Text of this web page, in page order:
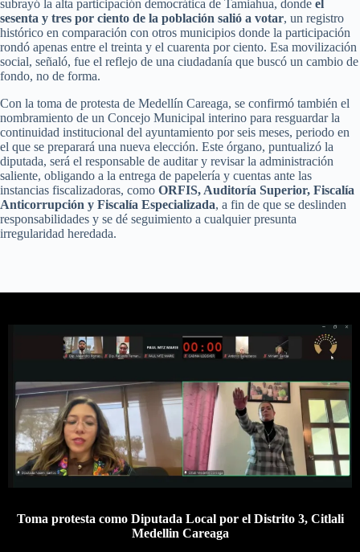
subrayó la alta participación democrática de Tamiahua, donde el
sesenta y tres por ciento de la población salió a votar, un registro
histórico en comparación con otros municipios donde la participación
rondó apenas entre el treinta y el cuarenta por ciento. Esa movilización
social, señaló, fue el reflejo de una ciudadanía que buscó un cambio de
fondo, no de forma.
Con la toma de protesta de Medellín Careaga, se confirmó también el
nombramiento de un Concejo Municipal interino para resguardar la
continuidad institucional del ayuntamiento por seis meses, periodo en
el que se preparará una nueva elección. Este órgano, puntualizó la
diputada, será el responsable de auditar y revisar la administración
saliente, obligando a la entrega de papelería y cuentas ante las
instancias fiscalizadoras, como ORFIS, Auditoría Superior, Fiscalía
Anticorrupción y Fiscalía Especializada, a fin de que se deslinden
responsabilidades y se dé seguimiento a cualquier presunta
irregularidad heredada.
Toma protesta como Diputada Local por el Distrito 3, Citlali
Medellin Careaga